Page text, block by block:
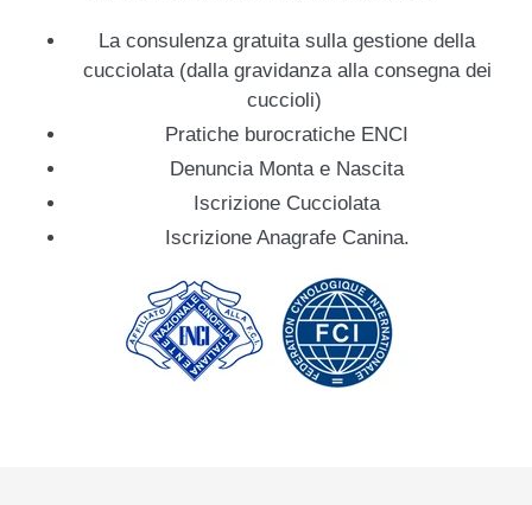
La consulenza gratuita sulla gestione della
cucciolata (dalla gravidanza alla consegna dei
cuccioli)
Pratiche burocratiche ENCI
Denuncia Monta e Nascita
Iscrizione Cucciolata
Iscrizione Anagrafe Canina.